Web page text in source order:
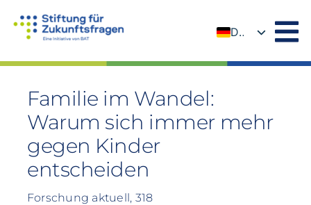
Inhalt
DE
Familie im Wandel:
Warum sich immer mehr
gegen Kinder
entscheiden
Forschung aktuell, 318